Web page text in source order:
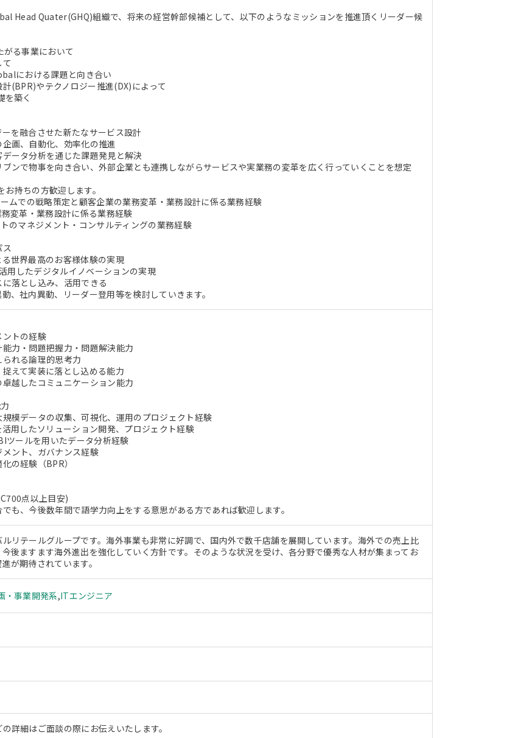
Head Quater(GHQ)組織で、将来の経営幹部候補として、以下のようなミッションを推進頂くリーダー候
がる事業において
における課題と向き合い
(BPR)やテクノロジー推進(DX)によって
を築く
を融合させた新たなサービス設計
画、自動化、効率化の推進
データ分析を通じた課題発見と解決
ンで物事を向き合い、外部企業とも連携しながらサービスや実業務の変革を広く行っていくことを想定
持ちの方歓迎します。
ムでの戦略策定と顧客企業の業務変革・業務設計に係る業務経験
変革・業務設計に係る業務経験
のマネジメント・コンサルティングの業務経験
る世界最高のお客様体験の実現
用したデジタルイノベーションの実現
落とし込み、活用できる
、社内異動、リーダー登用等を検討していきます。
ントの経験
力・問題把握力・問題解決能力
れる論理的思考力
えて実装に落とし込める能力
越したコミュニケーション能力
規模データの収集、可視化、運用のプロジェクト経験
活用したソリューション開発、プロジェクト経験
ツールを用いたデータ分析経験
メント、ガバナンス経験
の経験（BPR）
点以上目安)
も、今後数年間で語学力向上をする意思がある方であれば歓迎します。
リテールグループです。海外事業も非常に好調で、国内外で数千店舗を展開しています。海外での売上比
後ますます海外進出を強化していく方針です。そのような状況を受け、各分野で優秀な人材が集まってお
が期待されています。
・事業開発系,ITエンジニア
詳細はご面談の際にお伝えいたします。